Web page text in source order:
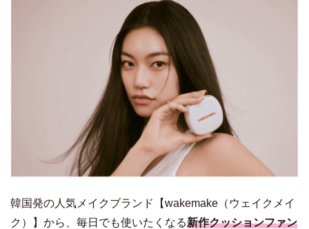
韓国発の人気メイクブランド【wakemake（ウェイクメイ
ク）】から、毎日でも使いたくなる新作クッションファン